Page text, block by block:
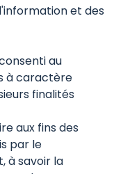
et des
au
à caractère
finalités
aux fins des
par le
à savoir la